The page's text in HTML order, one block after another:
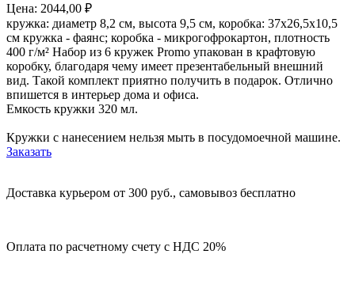
Цена: 2044,00 ₽
кружка: диаметр 8,2 см, высота 9,5 см, коробка: 37х26,5х10,5
см кружка - фаянс; коробка - микрогофрокартон, плотность
400 г/м² Набор из 6 кружек Promo упакован в крафтовую
коробку, благодаря чему имеет презентабельный внешний
вид. Такой комплект приятно получить в подарок. Отлично
впишется в интерьер дома и офиса.
Емкость кружки 320 мл.
Кружки с нанесением нельзя мыть в посудомоечной машине.
Заказать
Доставка курьером от 300 руб., самовывоз бесплатно
Оплата по расчетному счету с НДС 20%